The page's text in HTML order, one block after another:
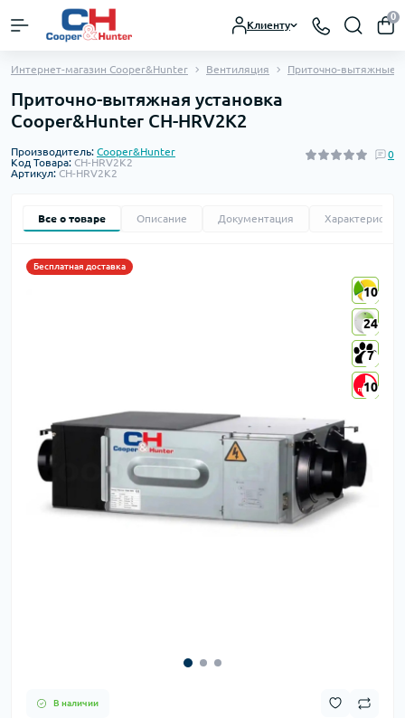
Клиенту
0
Интернет-магазин Cooper&Hunter Вентиляция Приточно-вытяжные
Приточно-вытяжная установка
Cooper&Hunter CH-HRV2K2
Производитель: Cooper&Hunter
Код Товара: CH-HRV2K2
Артикул: CH-HRV2K2
0
Все о товаре Описание Документация
Бесплатная доставка
10
24
7
10
10
24
7
10
В наличии